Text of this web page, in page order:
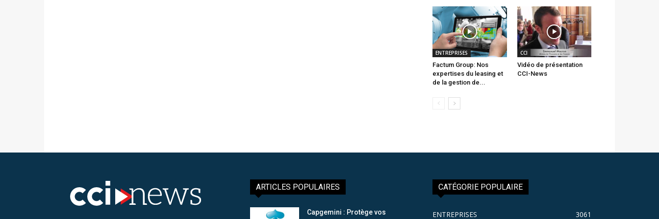
ENTREPRISES
Factum Group: Nos
expertises du leasing et
de la gestion de...
CCI
Vidéo de présentation
CCI-News
ARTICLES POPULAIRES
Capgemini : Protège vos
CATÉGORIE POPULAIRE
ENTREPRISES 3061